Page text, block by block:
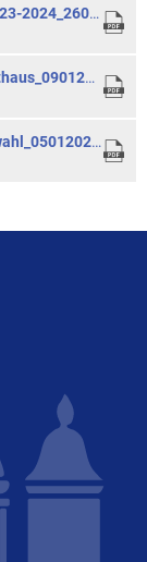
PM_003-2023_Auslegung_Doppelhaushalt_2023-2024_26012023.pdf
PM_002-2023_Sternsinger_zu_Besuch_im_Rathaus_09012023.pdf
PM_001-2023_Vorankündigung der Schöffenwahl_05012023.pdf